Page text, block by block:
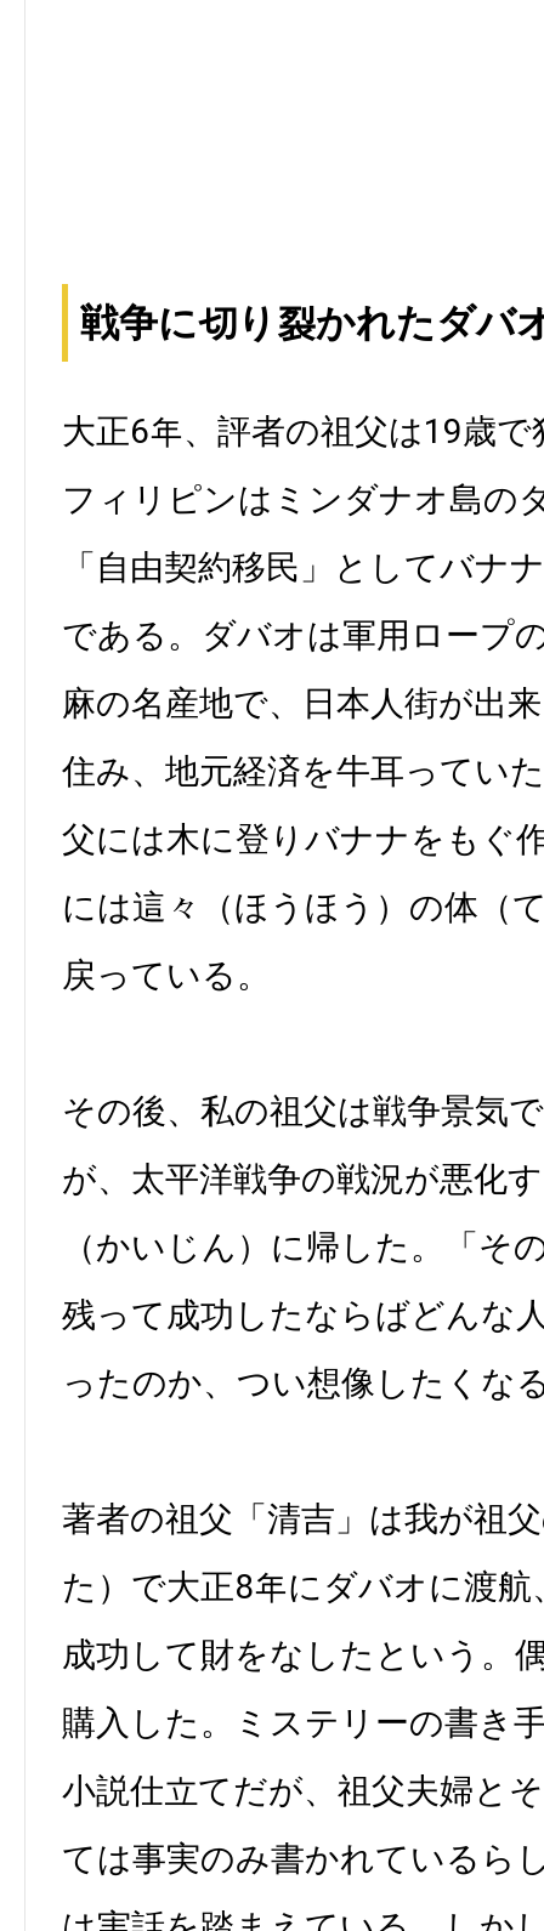
戦争に切り裂かれたダバ
大正6年、評者の祖父は19歳
フィリピンはミンダナオ島の
「自由契約移民」としてバナ
である。ダバオは軍用ロープ
麻の名産地で、日本人街が出
住み、地元経済を牛耳ってい
父には木に登りバナナをもぐ
には這々（ほうほう）の体（
戻っている。
その後、私の祖父は戦争景気
が、太平洋戦争の戦況が悪化
（かいじん）に帰した。「そ
残って成功したならばどんな
ったのか、つい想像したくな
著者の祖父「清吉」は我が祖
た）で大正8年にダバオに渡
成功して財をなしたという。
購入した。ミステリーの書き
小説仕立てだが、祖父夫婦と
ては事実のみ書かれているら